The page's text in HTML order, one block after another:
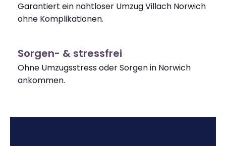
Garantiert ein nahtloser Umzug Villach Norwich
ohne Komplikationen.
Sorgen- & stressfrei
Ohne Umzugsstress oder Sorgen in Norwich
ankommen.